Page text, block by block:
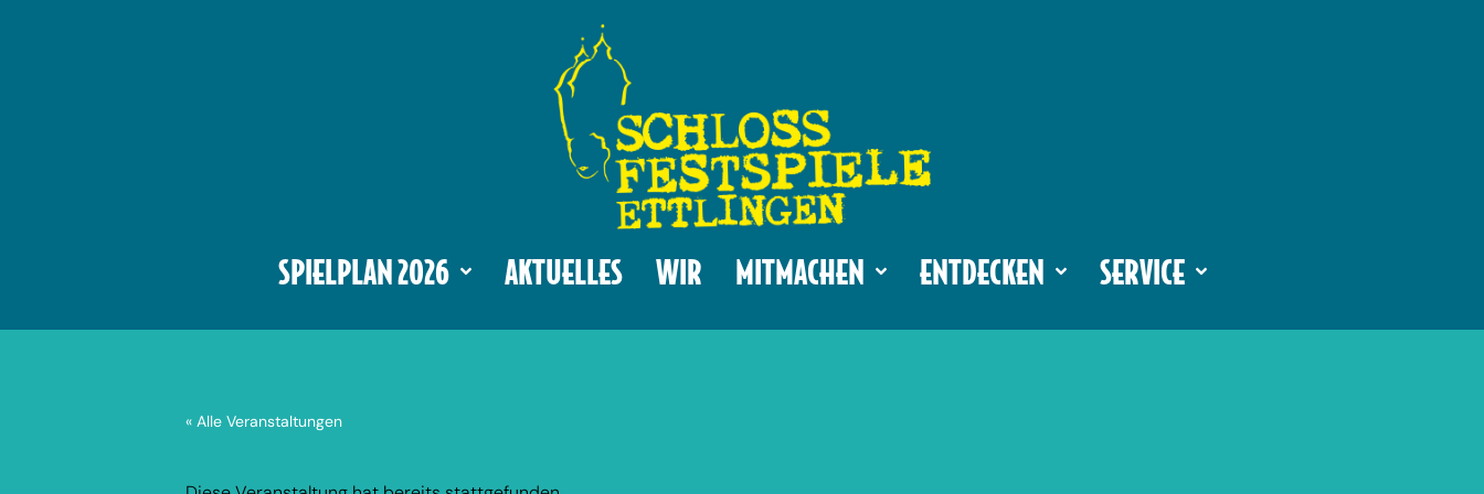
SPIELPLAN 2026 AKTUELLES WIR MITMACHEN ENTDECKEN SERVICE
« Alle Veranstaltungen